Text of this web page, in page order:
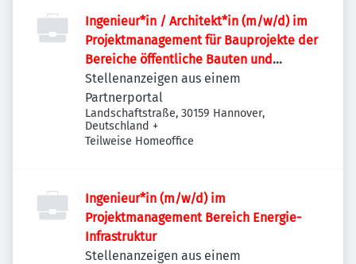
Ingenieur*in / Architekt*in (m/w/d) im
Projektmanagement für Bauprojekte der
Bereiche öffentliche Bauten und
Industriebauten / Infrastruktur
Stellenanzeigen aus einem
Partnerportal
Landschaftstraße, 30159 Hannover,
Deutschland +
Teilweise Homeoffice
Ingenieur*in (m/w/d) im
Projektmanagement Bereich Energie-
Infrastruktur
Stellenanzeigen aus einem